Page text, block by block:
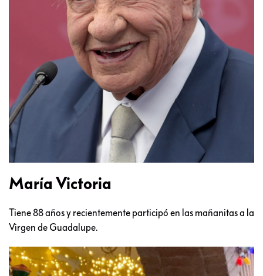
María Victoria
Tiene 88 años y recientemente participó en las mañanitas a la
Virgen de Guadalupe.